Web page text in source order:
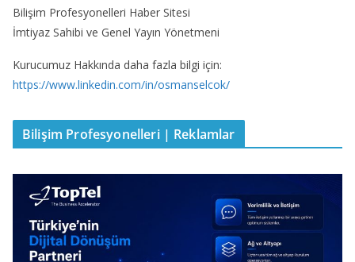
Bilişim Profesyonelleri Haber Sitesi
İmtiyaz Sahibi ve Genel Yayın Yönetmeni
Kurucumuz Hakkında daha fazla bilgi için:
https://www.linkedin.com/in/osmanselcok/
Bilişim Profesyonelleri | Reklamlar